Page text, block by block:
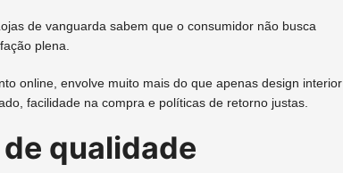
de vanguarda sabem que o consumidor não busca
plena.
online, envolve muito mais do que apenas design interior
facilidade na compra e políticas de retorno justas.
qualidade